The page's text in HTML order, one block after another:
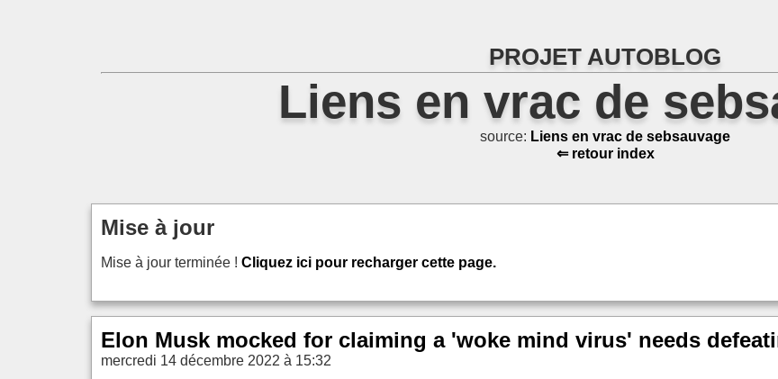
PROJET AUTOBLOG
Liens en vrac de
source: Liens en vrac de sebsauvage
⇐ retour index
Mise à jour
Mise à jour terminée ! Cliquez ici pour recharger cette page.
Elon Musk mocked for claiming a 'woke mind virus' needs
mercredi 14 décembre 2022 à 15:32